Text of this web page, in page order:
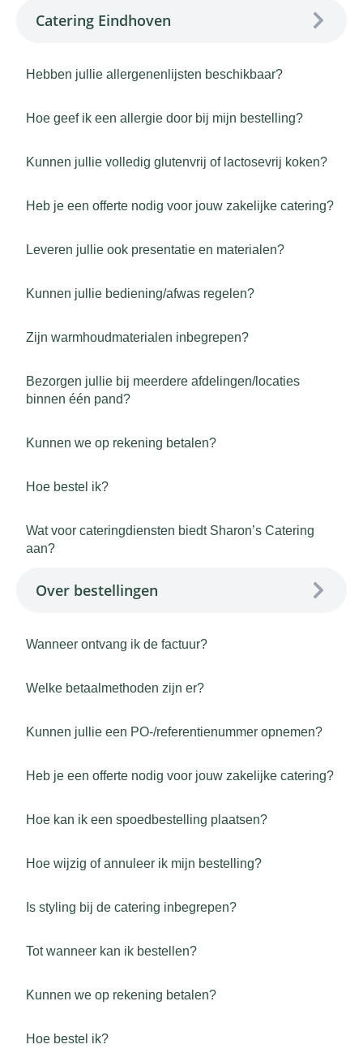
Catering Eindhoven
Hebben jullie allergenenlijsten beschikbaar?
Hoe geef ik een allergie door bij mijn bestelling?
Kunnen jullie volledig glutenvrij of lactosevrij koken?
Heb je een offerte nodig voor jouw zakelijke catering?
Leveren jullie ook presentatie en materialen?
Kunnen jullie bediening/afwas regelen?
Zijn warmhoudmaterialen inbegrepen?
Bezorgen jullie bij meerdere afdelingen/locaties
binnen één pand?
Kunnen we op rekening betalen?
Hoe bestel ik?
Wat voor cateringdiensten biedt Sharon’s Catering
aan?
Over bestellingen
Wanneer ontvang ik de factuur?
Welke betaalmethoden zijn er?
Kunnen jullie een PO-/referentienummer opnemen?
Heb je een offerte nodig voor jouw zakelijke catering?
Hoe kan ik een spoedbestelling plaatsen?
Hoe wijzig of annuleer ik mijn bestelling?
Is styling bij de catering inbegrepen?
Tot wanneer kan ik bestellen?
Kunnen we op rekening betalen?
Hoe bestel ik?